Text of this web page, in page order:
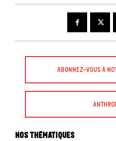
Abonnez-vous à
Nos thématiques